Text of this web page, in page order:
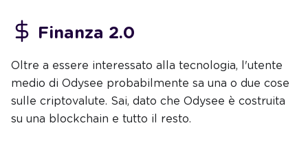
Finanza 2.0
Oltre a essere interessato alla tecnologia, l'utente
medio di Odysee probabilmente sa una o due cose
sulle criptovalute. Sai, dato che Odysee è costruita
su una blockchain e tutto il resto.